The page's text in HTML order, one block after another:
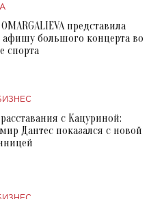
OMARGALIEVA представила
афишу большого концерта во
спорта
с Кацуриной:
Дантес показался с новой